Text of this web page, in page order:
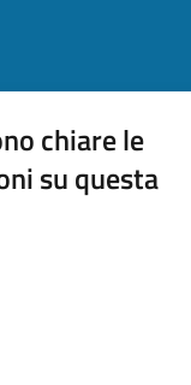
chiare le
su questa